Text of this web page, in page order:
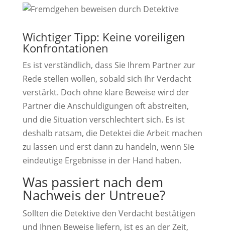
Wichtiger Tipp: Keine voreiligen
Konfrontationen
Es ist verständlich, dass Sie Ihrem Partner zur
Rede stellen wollen, sobald sich Ihr Verdacht
verstärkt. Doch ohne klare Beweise wird der
Partner die Anschuldigungen oft abstreiten,
und die Situation verschlechtert sich. Es ist
deshalb ratsam, die Detektei die Arbeit machen
zu lassen und erst dann zu handeln, wenn Sie
eindeutige Ergebnisse in der Hand haben.
Was passiert nach dem
Nachweis der Untreue?
Sollten die Detektive den Verdacht bestätigen
und Ihnen Beweise liefern, ist es an der Zeit,